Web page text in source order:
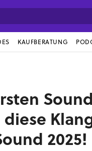
KAUFBERATUNG
2025!